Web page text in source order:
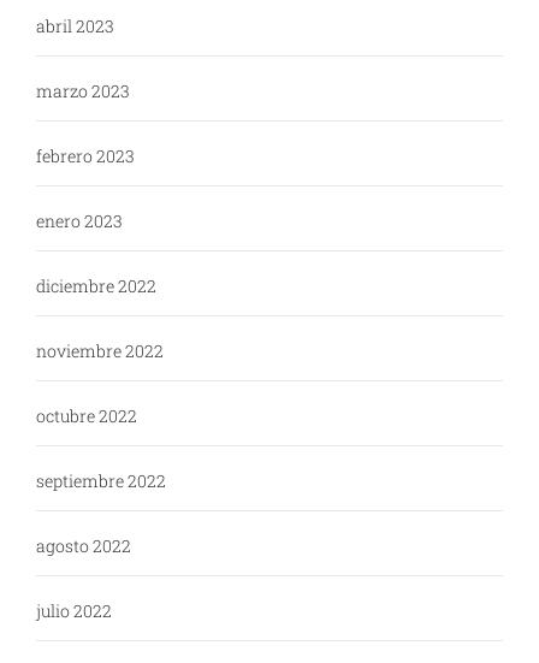
abril 2023
marzo 2023
febrero 2023
enero 2023
diciembre 2022
noviembre 2022
octubre 2022
septiembre 2022
agosto 2022
julio 2022